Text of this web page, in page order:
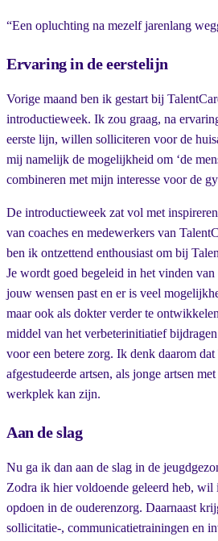
“Een opluchting na mezelf jarenlang
Ervaring in de eerstelijn
Vorige maand ben ik gestart bij
introductieweek. Ik zou graag, na
eerste lijn, willen solliciteren voor de
mij namelijk de mogelijkheid om ‘de
combineren met mijn interesse voor de
De introductieweek zat vol met
van coaches en medewerkers van
ben ik ontzettend enthousiast om bij
Je wordt goed begeleid in het vinden
jouw wensen past en er is veel
maar ook als dokter verder te
middel van het verbeterinitiatief
voor een betere zorg. Ik denk daarom
afgestudeerde artsen, als jonge artsen
werkplek kan zijn.
Aan de slag
Nu ga ik dan aan de slag in de
Zodra ik hier voldoende geleerd heb, wil
opdoen in de ouderenzorg. Daarnaast
sollicitatie-, communicatietrainingen en